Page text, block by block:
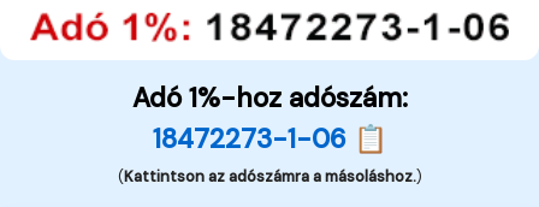
Adó 1%-hoz adószám:
18472273-1-06 📋
(Kattintson az adószámra a másoláshoz.)